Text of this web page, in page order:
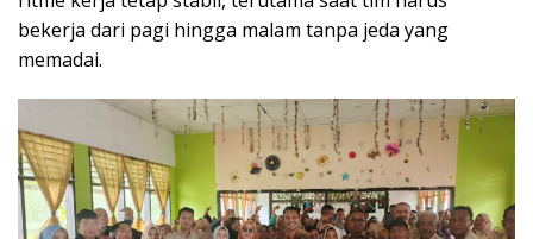
bekerja dari pagi hingga malam tanpa jeda yang
memadai.